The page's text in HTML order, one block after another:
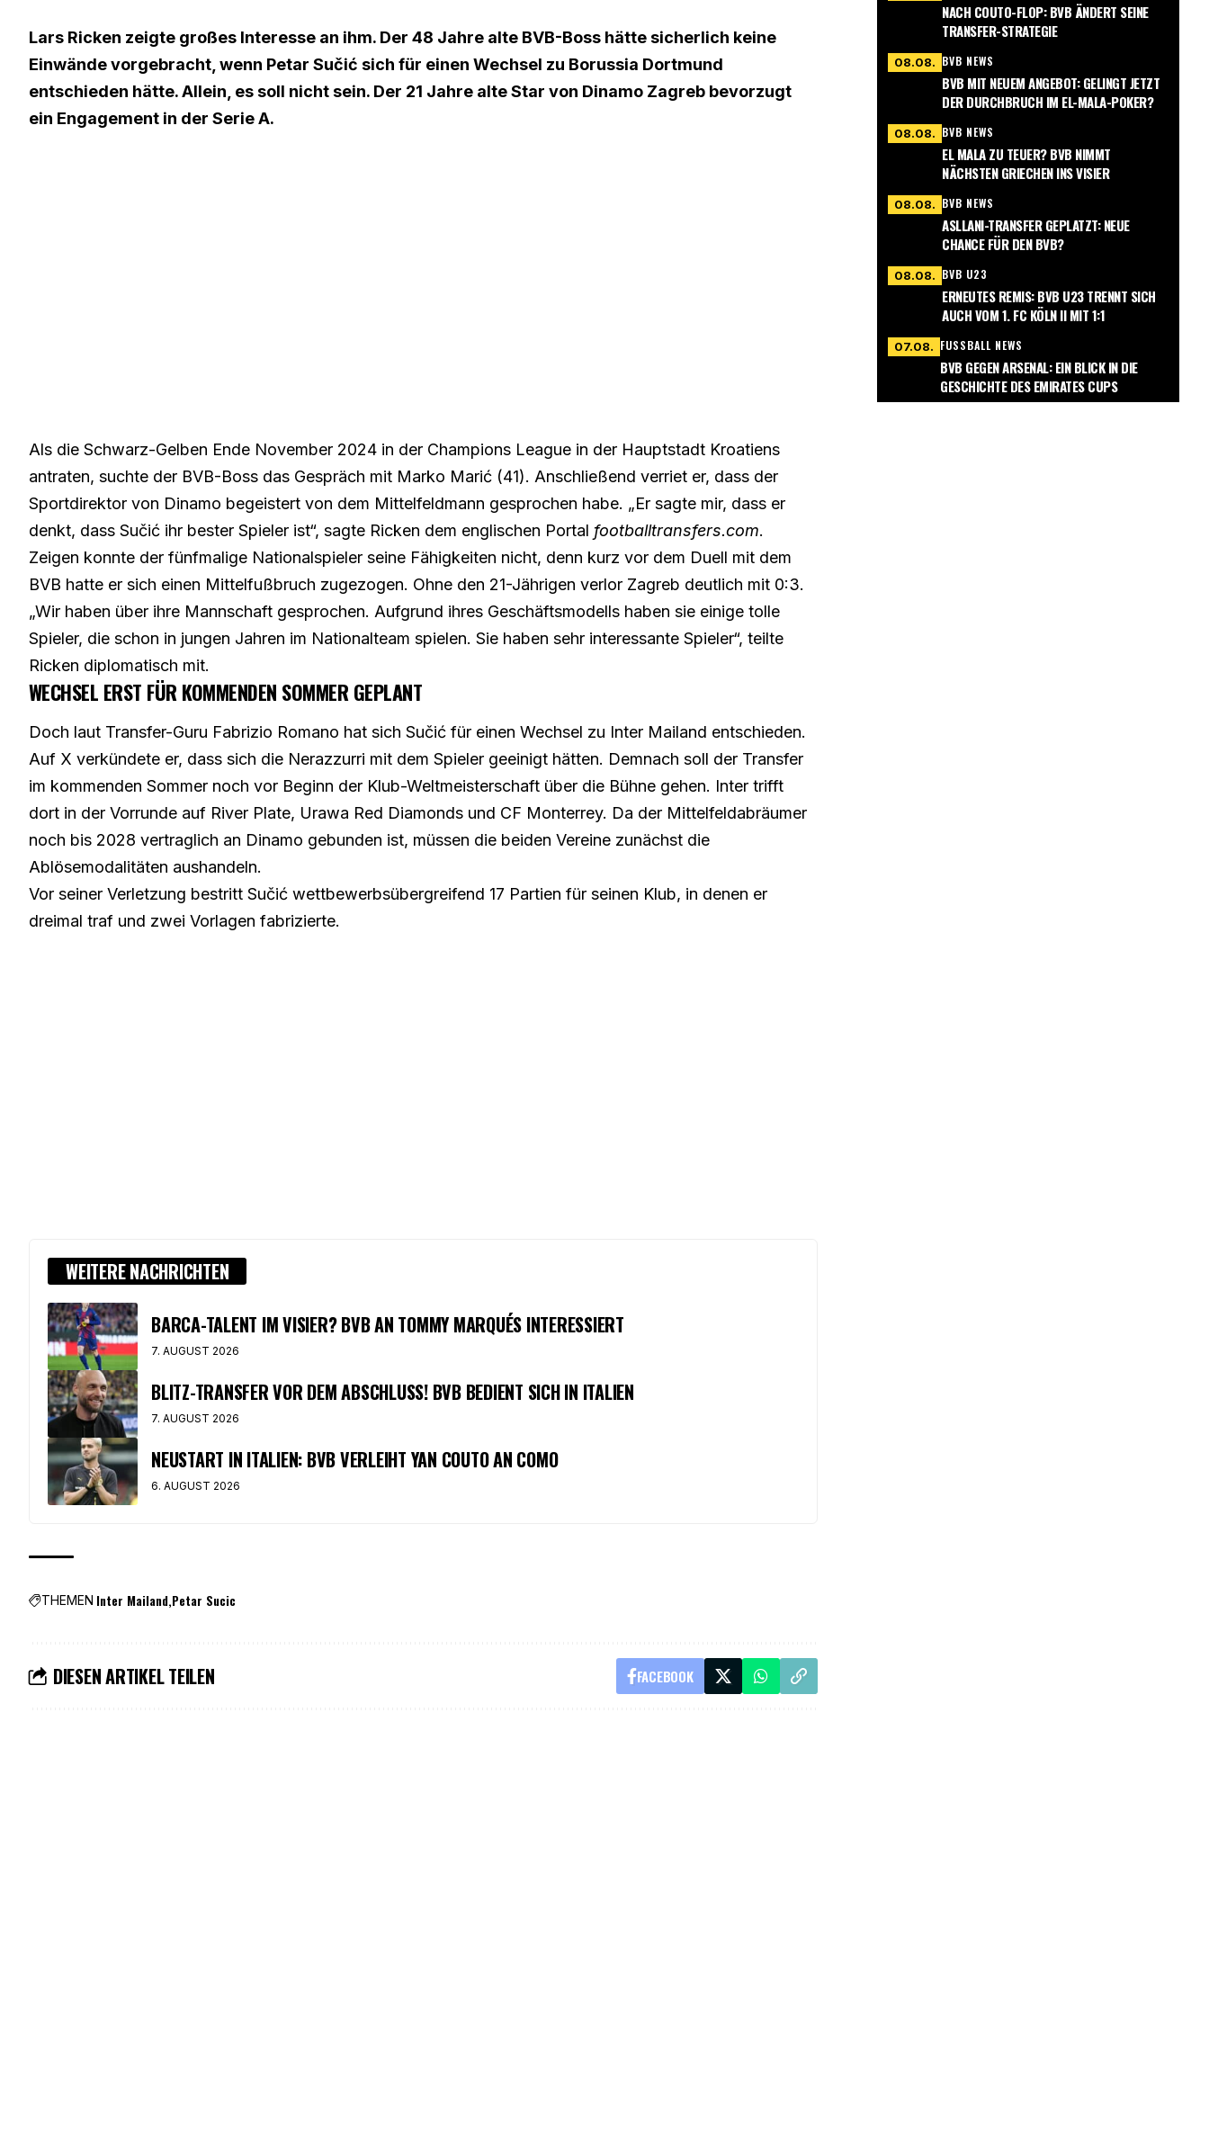
Lars Ricken zeigte großes Interesse an ihm. Der 48 Jahre alte BVB-Boss hätte sicherlich keine
Einwände vorgebracht, wenn Petar Sučić sich für einen Wechsel zu Borussia Dortmund
entschieden hätte. Allein, es soll nicht sein. Der 21 Jahre alte Star von Dinamo Zagreb bevorzugt
ein Engagement in der Serie A.
Als die Schwarz-Gelben Ende November 2024 in der Champions League in der Hauptstadt Kroatiens
antraten, suchte der BVB-Boss das Gespräch mit Marko Marić (41). Anschließend verriet er, dass der
Sportdirektor von Dinamo begeistert von dem Mittelfeldmann gesprochen habe. „Er sagte mir, dass er
denkt, dass Sučić ihr bester Spieler ist“, sagte Ricken dem englischen Portal footballtransfers.com.
Zeigen konnte der fünfmalige Nationalspieler seine Fähigkeiten nicht, denn kurz vor dem Duell mit dem
BVB hatte er sich einen Mittelfußbruch zugezogen. Ohne den 21-Jährigen verlor Zagreb deutlich mit 0:3.
„Wir haben über ihre Mannschaft gesprochen. Aufgrund ihres Geschäftsmodells haben sie einige tolle
Spieler, die schon in jungen Jahren im Nationalteam spielen. Sie haben sehr interessante Spieler“, teilte
Ricken diplomatisch mit.
WECHSEL ERST FÜR KOMMENDEN SOMMER GEPLANT
Doch laut Transfer-Guru Fabrizio Romano hat sich Sučić für einen Wechsel zu Inter Mailand entschieden.
Auf X verkündete er, dass sich die Nerazzurri mit dem Spieler geeinigt hätten. Demnach soll der Transfer
im kommenden Sommer noch vor Beginn der Klub-Weltmeisterschaft über die Bühne gehen. Inter trifft
dort in der Vorrunde auf River Plate, Urawa Red Diamonds und CF Monterrey. Da der Mittelfeldabräumer
noch bis 2028 vertraglich an Dinamo gebunden ist, müssen die beiden Vereine zunächst die
Ablösemodalitäten aushandeln.
Vor seiner Verletzung bestritt Sučić wettbewerbsübergreifend 17 Partien für seinen Klub, in denen er
dreimal traf und zwei Vorlagen fabrizierte.
WEITERE NACHRICHTEN
BARCA-TALENT IM VISIER? BVB AN TOMMY MARQUÉS INTERESSIERT
7. AUGUST 2026
BLITZ-TRANSFER VOR DEM ABSCHLUSS! BVB BEDIENT SICH IN ITALIEN
7. AUGUST 2026
NEUSTART IN ITALIEN: BVB VERLEIHT YAN COUTO AN COMO
6. AUGUST 2026
THEMEN Inter Mailand Petar Sucic
DIESEN ARTIKEL TEILEN FACEBOOK
NACH COUTO-FLOP: BVB ÄNDERT SEINE
TRANSFER-STRATEGIE
08.08. BVB NEWS
BVB MIT NEUEM ANGEBOT: GELINGT JETZT
DER DURCHBRUCH IM EL-MALA-POKER?
08.08. BVB NEWS
EL MALA ZU TEUER? BVB NIMMT
NÄCHSTEN GRIECHEN INS VISIER
08.08. BVB NEWS
ASLLANI-TRANSFER GEPLATZT: NEUE
CHANCE FÜR DEN BVB?
08.08. BVB U23
ERNEUTES REMIS: BVB U23 TRENNT SICH
AUCH VOM 1. FC KÖLN II MIT 1:1
07.08. FUSSBALL NEWS
BVB GEGEN ARSENAL: EIN BLICK IN DIE
GESCHICHTE DES EMIRATES CUPS